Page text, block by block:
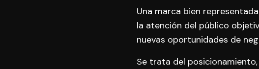
Una marca bien
la atención del público
nuevas oportunidades de
Se trata del